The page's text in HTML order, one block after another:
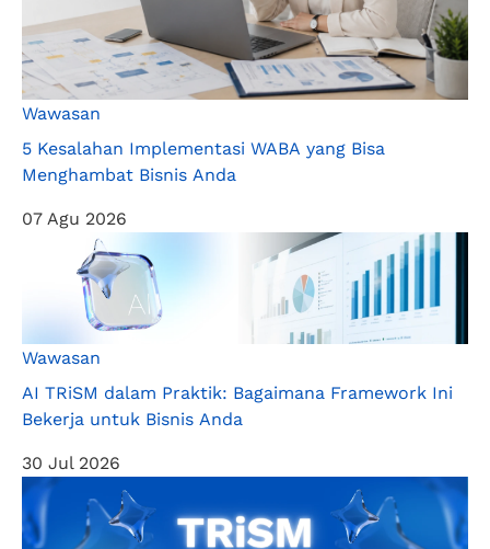
Wawasan
5 Kesalahan Implementasi WABA yang Bisa
Menghambat Bisnis Anda
07 Agu 2026
Wawasan
AI TRiSM dalam Praktik: Bagaimana Framework Ini
Bekerja untuk Bisnis Anda
30 Jul 2026